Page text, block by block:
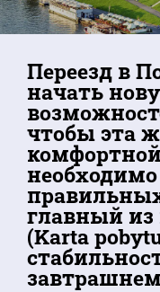
Переезд в
начать
чтобы эта
главный из
(Karta